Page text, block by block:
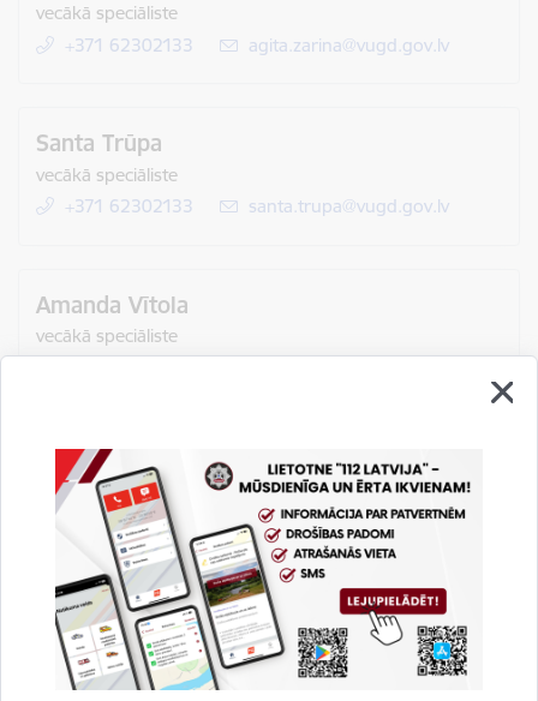
vecākā speciāliste
+371 62302133
E-pasts:
agita.zarina@vugd.gov.lv
Santa Trūpa
vecākā speciāliste
+371 62302133
E-pasts:
santa.trupa@vugd.gov.lv
Amanda Vītola
vecākā speciāliste
Drukāt lapu
Dalīties